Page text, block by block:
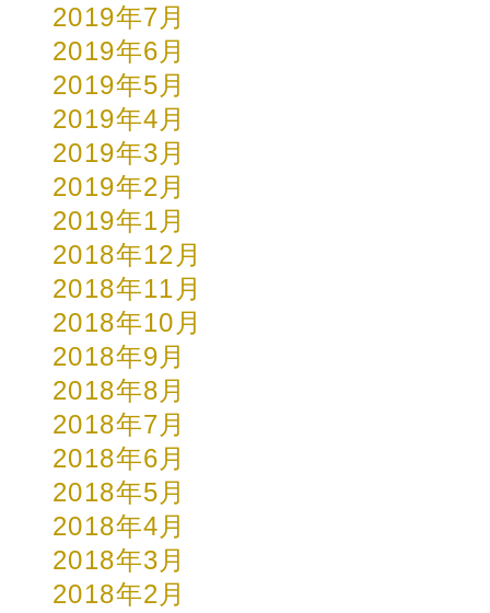
2019年7月
2019年6月
2019年5月
2019年4月
2019年3月
2019年2月
2019年1月
2018年12月
2018年11月
2018年10月
2018年9月
2018年8月
2018年7月
2018年6月
2018年5月
2018年4月
2018年3月
2018年2月